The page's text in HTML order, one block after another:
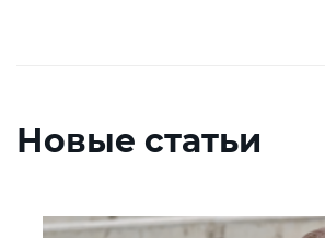
Новые статьи